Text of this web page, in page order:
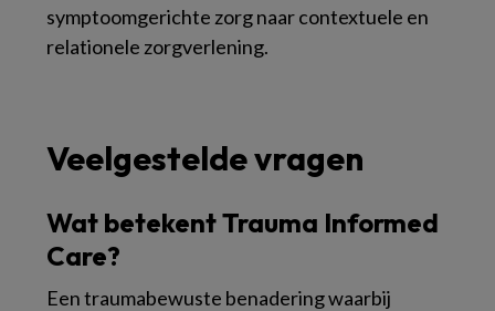
symptoomgerichte zorg naar contextuele en
relationele zorgverlening.
Veelgestelde vragen
Wat betekent Trauma Informed
Care?
Een traumabewuste benadering waarbij